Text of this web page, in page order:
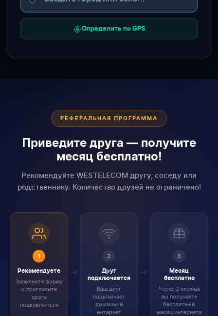
Определить по GPS
РЕФЕРАЛЬНАЯ ПРОГРАММА
Приведите друга — получите
месяц бесплатно!
Рекомендуйте WESTELECOM другу, соседу или
родственнику. Количество друзей не ограничено!
1
Рекомендуете
Заполните форму
и пригласите
друга
подключиться
2
Друг
подключается
Ваш друг
подключает
домашний
интернет
3
Месяц
бесплатно
Через 2 месяца
вы получаете
бесплатный
месяц интернета